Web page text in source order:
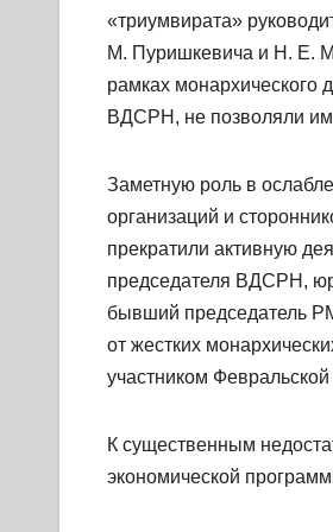
«триумвирата»
М. Пуришкевича и Н. Е.
рамках монархического
ВДСРН, не позволяли
Заметную роль в
организаций и
прекратили активную
председателя ВДСРН,
бывший председатель
от жестких
участником
К существенным
экономической